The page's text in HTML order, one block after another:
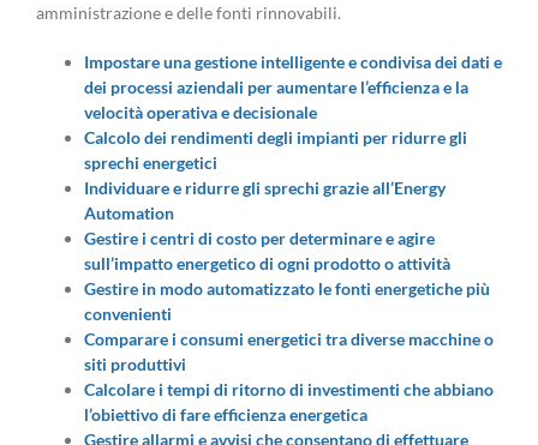
amministrazione e delle fonti rinnovabili.
Impostare una gestione intelligente e condivisa dei dati e
dei processi aziendali per aumentare l’efficienza e la
velocità operativa e decisionale
Calcolo dei rendimenti degli impianti per ridurre gli
sprechi energetici
Individuare e ridurre gli sprechi grazie all’Energy
Automation
Gestire i centri di costo per determinare e agire
sull’impatto energetico di ogni prodotto o attività
Gestire in modo automatizzato le fonti energetiche più
convenienti
Comparare i consumi energetici tra diverse macchine o
siti produttivi
Calcolare i tempi di ritorno di investimenti che abbiano
l’obiettivo di fare efficienza energetica
Gestire allarmi e avvisi che consentano di effettuare